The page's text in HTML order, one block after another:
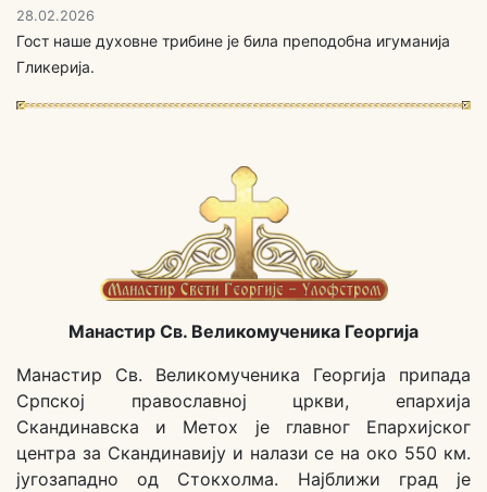
28.02.2026
Гост наше духовне трибине је била преподобна игуманија
Гликерија.
Манастир Св. Великомученика Георгија
Манастир Св. Великомученика Георгија припада
Српској православној цркви, епархија
Скандинавска и Метох је главног Епархијског
центра за Скандинавију и налази се на око 550 км.
југозападно од Стокхолма. Најближи град је